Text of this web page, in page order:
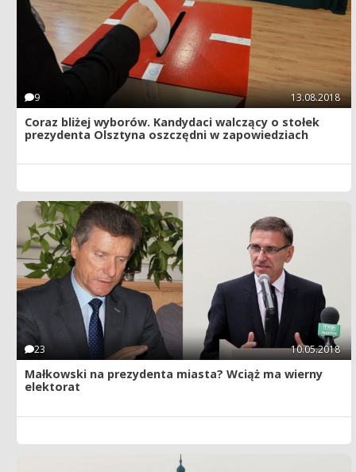
9 13.08.2018
Coraz bliżej wyborów. Kandydaci walczący o stołek
prezydenta Olsztyna oszczędni w zapowiedziach
23 10.05.2018
Małkowski na prezydenta miasta? Wciąż ma wierny
elektorat